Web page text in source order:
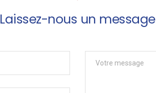
Laissez-nous un message